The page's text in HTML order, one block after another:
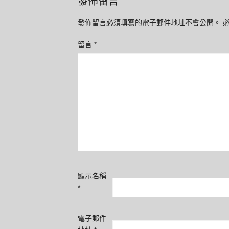
發佈留言必須填寫的電子郵件地址不會公開。
留言 *
顯示名稱
*
電子郵件